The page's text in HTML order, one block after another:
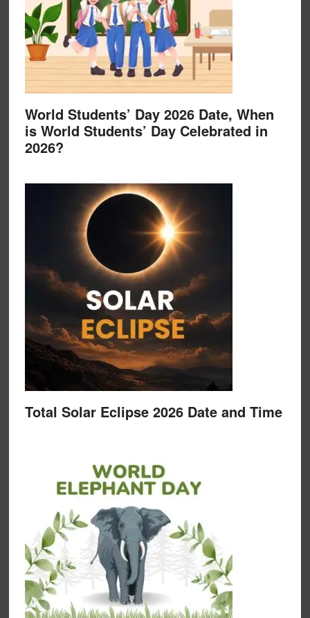
World Students’ Day 2026 Date, When
is World Students’ Day Celebrated in
2026?
Total Solar Eclipse 2026 Date and Time